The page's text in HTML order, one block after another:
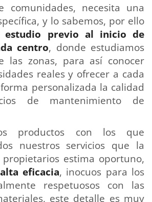
comunidades, necesita una
y lo sabemos, por ello
estudio previo al inicio de
centro, donde estudiamos
las zonas, para así conocer
reales y ofrecer a cada
personalizada la calidad
de mantenimiento de
productos con los que
nuestros servicios que la
estima oportuno,
eficacia, inocuos para los
respetuosos con las
este detalle es muy